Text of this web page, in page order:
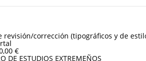
revisión/corrección (tipográficos y de
€
DE ESTUDIOS EXTREMEÑOS